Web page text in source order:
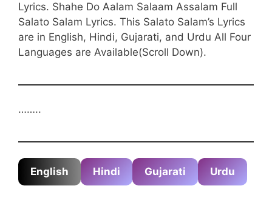
Lyrics. Shahe Do Aalam Salaam Assalam Full
Salato Salam Lyrics. This Salato Salam’s Lyrics
are in English, Hindi, Gujarati, and Urdu All Four
Languages are Available(Scroll Down).
……..
English Hindi Gujarati Urdu